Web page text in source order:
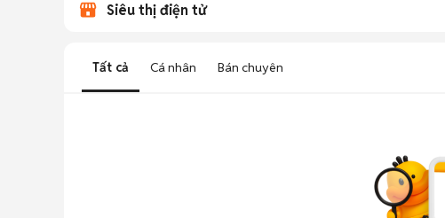
Siêu thị điện tử
Tất cả Cá nhân Bán chuyên